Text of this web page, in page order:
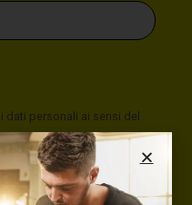
personali ai sensi del
leggere la nostra